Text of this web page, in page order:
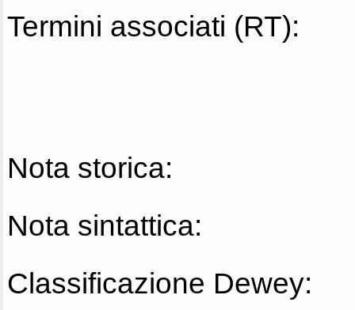
Termini associati (RT):
Nota storica:
Nota sintattica:
Classificazione Dewey: